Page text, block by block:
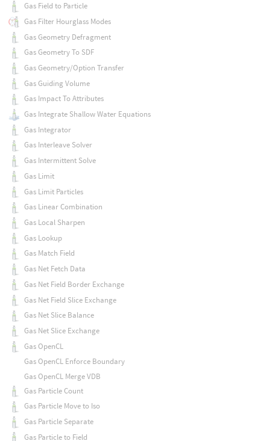
Gas Field to Particle
Gas Filter Hourglass Modes
Gas Geometry Defragment
Gas Geometry To SDF
Gas Geometry/Option Transfer
Gas Guiding Volume
Gas Impact To Attributes
Gas Integrate Shallow Water Equations
Gas Integrator
Gas Interleave Solver
Gas Intermittent Solve
Gas Limit
Gas Limit Particles
Gas Linear Combination
Gas Local Sharpen
Gas Lookup
Gas Match Field
Gas Net Fetch Data
Gas Net Field Border Exchange
Gas Net Field Slice Exchange
Gas Net Slice Balance
Gas Net Slice Exchange
Gas OpenCL
Gas OpenCL Enforce Boundary
Gas OpenCL Merge VDB
Gas Particle Count
Gas Particle Move to Iso
Gas Particle Separate
Gas Particle to Field